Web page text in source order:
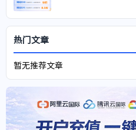
热门文章
暂无推荐文章